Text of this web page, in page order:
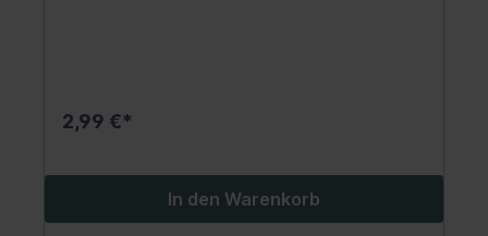
2,99 €*
In den Warenkorb